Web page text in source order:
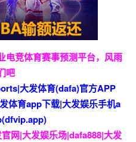
电竞体育赛事预测平台，风雨
吧
大发体育(dafa)官方APP
体育app下载|大发娱乐手机a
网|大发娱乐场|dafa888|大发